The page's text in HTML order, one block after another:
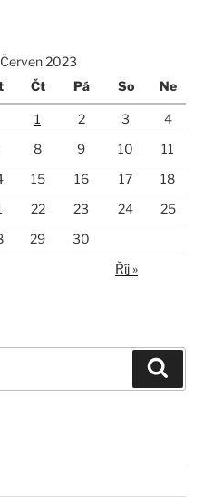
Červen 2023
Čt Pá So Ne
1 2 3
4
8 9 10
11
15 16 17
18
22 23 24
25
29
30
Říj »